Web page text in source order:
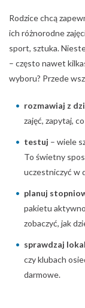
Rodzice chcą
ich różnorodne
sport, sztuka.
– często nawet
wyboru? Przede
rozmawiaj z
zajęć, zapytaj,
testuj – wiele
To świetny
uczestniczyć w
planuj
pakietu
zobaczyć, jak
sprawdzaj
czy klubach
darmowe.